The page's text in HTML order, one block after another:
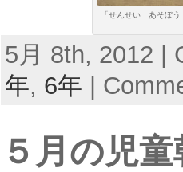
「せんせい あそぼう
5月 8th, 2012 |
年, 6年
５月の児